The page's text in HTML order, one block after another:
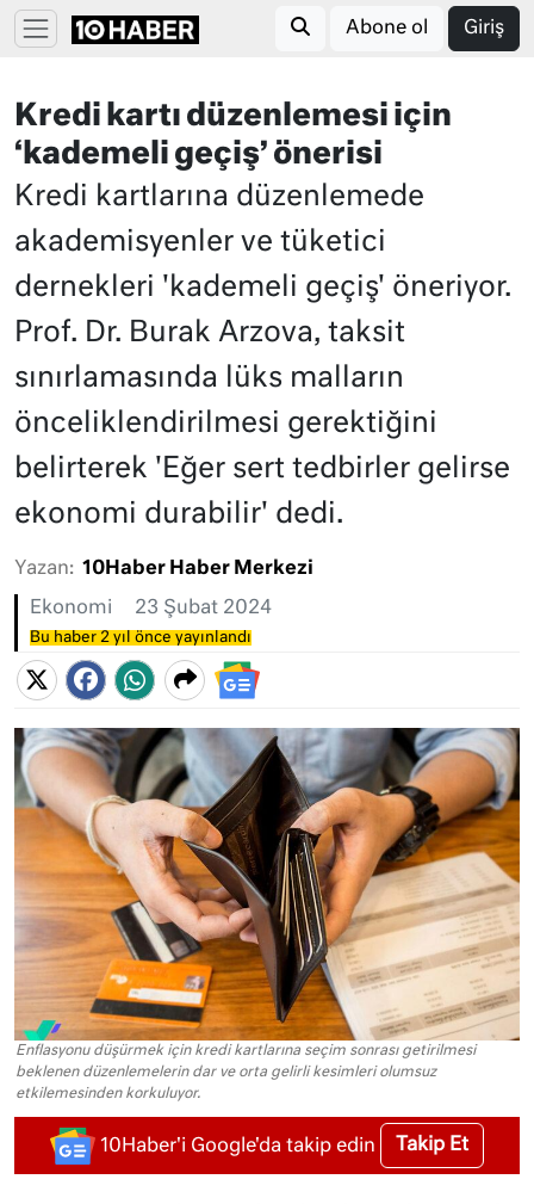
Abone ol Giriş
Kredi kartı düzenlemesi için
‘kademeli geçiş’ önerisi
Kredi kartlarına düzenlemede
akademisyenler ve tüketici
dernekleri 'kademeli geçiş' öneriyor.
Prof. Dr. Burak Arzova, taksit
sınırlamasında lüks malların
önceliklendirilmesi gerektiğini
belirterek 'Eğer sert tedbirler gelirse
ekonomi durabilir' dedi.
Yazan: 10Haber Haber Merkezi
Ekonomi 23 Şubat 2024
Bu haber 2 yıl önce yayınlandı
Enflasyonu düşürmek için kredi kartlarına seçim sonrası getirilmesi
beklenen düzenlemelerin dar ve orta gelirli kesimleri olumsuz
etkilemesinden korkuluyor.
10Haber'i Google'da takip edin Takip Et